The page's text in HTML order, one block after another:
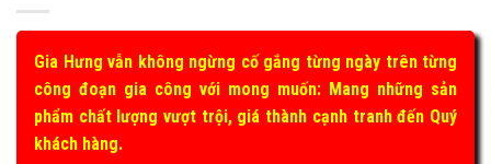
Gia Hưng vẫn không ngừng cố gắng từng ngày trên từng
công đoạn gia công với mong muốn: Mang những sản
phẩm chất lượng vượt trội, giá thành cạnh tranh đến Quý
khách hàng.